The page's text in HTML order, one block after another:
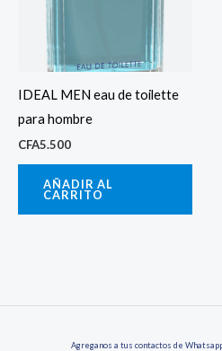
IDEAL MEN eau de toilette
para hombre
CFA5.500
AÑADIR AL
CARRITO
Agreganos a tus contactos de